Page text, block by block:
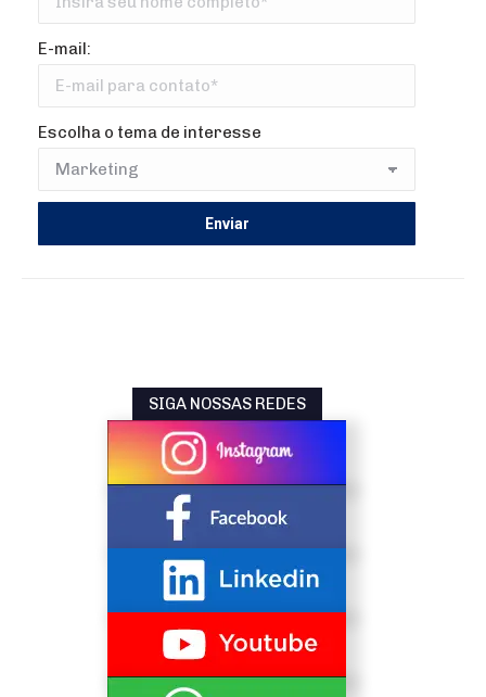
E-mail:
Escolha o tema de interesse
SIGA NOSSAS REDES